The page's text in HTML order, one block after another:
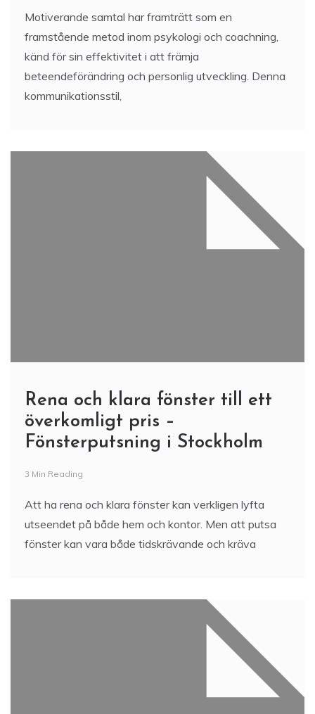
Motiverande samtal har framträtt som en
framstående metod inom psykologi och coachning,
känd för sin effektivitet i att främja
beteendeförändring och personlig utveckling. Denna
kommunikationsstil,
Rena och klara fönster till ett
överkomligt pris –
Fönsterputsning i Stockholm
3 Min Reading
Att ha rena och klara fönster kan verkligen lyfta
utseendet på både hem och kontor. Men att putsa
fönster kan vara både tidskrävande och kräva